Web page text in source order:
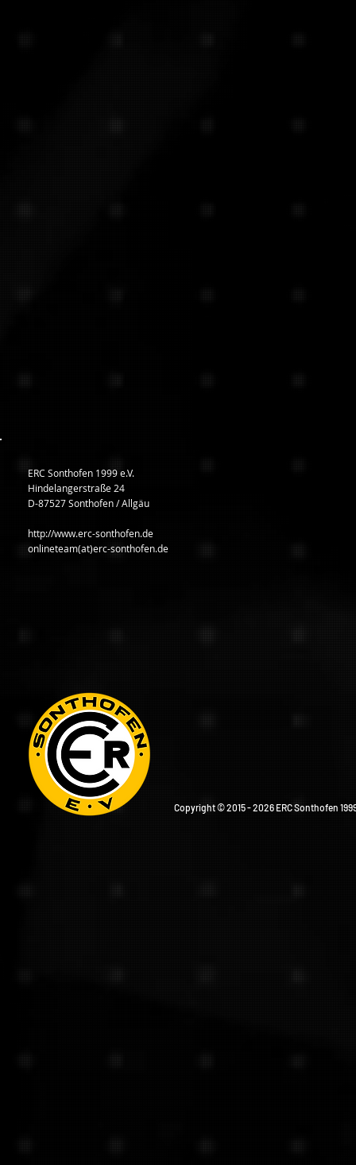
ERC Sonthofen 1999 e.V.
Hindelangerstraße 24
D-87527 Sonthofen / Allgäu
http://www.erc-sonthofen.de
onlineteam(at)erc-sonthofen.de
Copyright © 2015 - 2026 ERC Sonthofen